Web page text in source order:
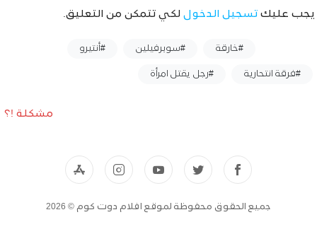
يجب عليك تسجيل الدخول لكي تتمكن من التعليق.
#خارقة #سوبرفيلين #أنتيرو
#فرقة انتحارية #رجل يقتل امرأة
مشكلة !؟
جميع الحقوق محفوظة لموقع افلام دوت كوم © 2026